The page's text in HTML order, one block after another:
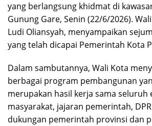
yang berlangsung khidmat di
Gunung Gare, Senin (22/6/2026).
Ludi Oliansyah, menyampaikan
yang telah dicapai Pemerintah Kota
Dalam sambutannya, Wali Kota
berbagai program pembangunan
merupakan hasil kerja sama seluruh
masyarakat, jajaran pemerintah,
dukungan pemerintah provinsi dan